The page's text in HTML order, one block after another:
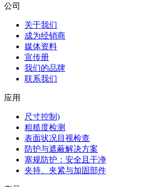
公司
关于我们
成为经销商
媒体资料
宣传册
我们的品牌
联系我们
应用
尺寸控制)
粗糙度检测
表面状况目视检查
防护与遮蔽解决方案
塞规防护：安全且干净
夹持、夹紧与加固部件